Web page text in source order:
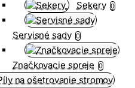
Sekery 0
Servisné sady 0
Značkovacie spreje 0